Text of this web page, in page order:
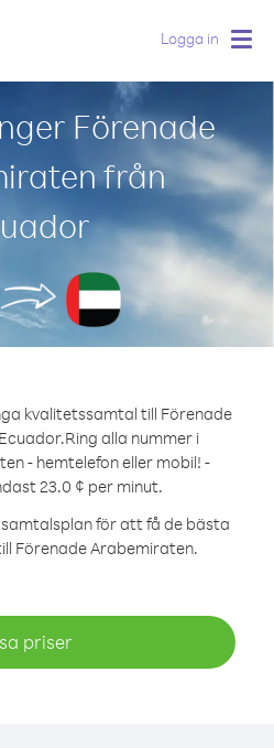
Logga in
Förenade
från
kvalitetssamtal till Förenade
Ring alla nummer i
- hemtelefon eller mobil! -
23.0 ¢ per minut.
för att få de bästa
Förenade Arabemiraten.
priser